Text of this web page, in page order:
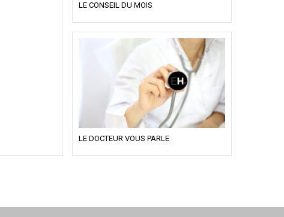
LE CONSEIL DU MOIS
LE DOCTEUR VOUS PARLE